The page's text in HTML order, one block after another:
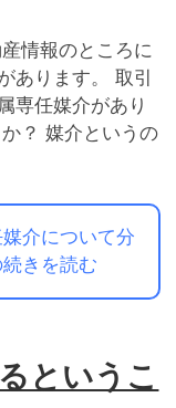
情報のところに
あります。 取引
専任媒介があり
？ 媒介というの
介について分
きを読む
というこ